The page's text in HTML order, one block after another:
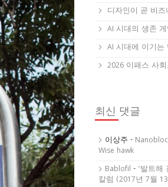
디자인이 곧 비
AI 시대의 생존
AI 시대에 이기는
2026 이패스 사
최신 댓글
이상주 -
Wise hawk
Bablofil - ‘발트해
칼럼 (2017년 7월